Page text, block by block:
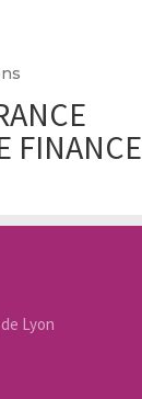
FINANCE
Lyon